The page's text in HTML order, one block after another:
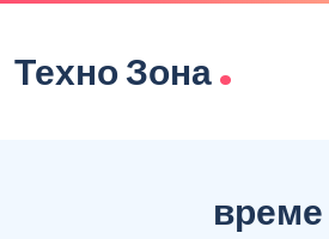
Техно Зона.
време